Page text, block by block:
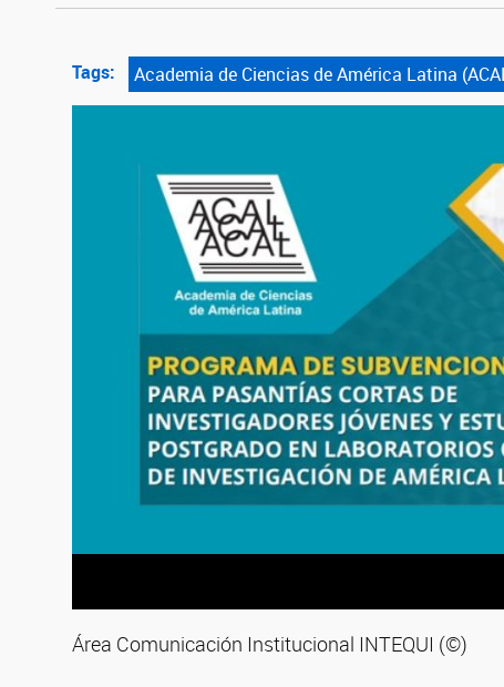
Tags: Academia de Ciencias de América Latina
Área Comunicación Institucional INTEQUI (©)